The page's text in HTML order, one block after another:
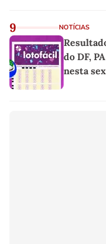
9 NOTÍCIAS
do DF,
nesta